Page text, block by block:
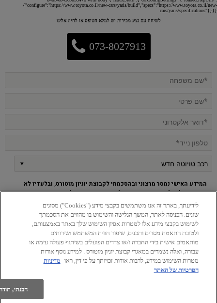
{"configure":"https://www.toyota.co.il/new-cars/yaris/build","specs":"https://www.toyota.co.il/new-
cars/yaris/specifications"}}}}
לשיחה עם נציג מכירות יש למלא הטופס או לחייג אלינו
073-8027913
המידע האישי נמסר מרצוני ובהסכמתי לקבוצת יוניון מוטורס, ובלעדיו לא
ניתן יהיה לקבל את השירות. ידוע לי כי השירות כפוף למדיניות הפרטיות
הכוללת פירוט אודות מטרות השימוש במידע, למי יימסר המידע, דרכי
התקשרות וזכויותיי לעיון ותיקון המידע.
מאשר.ת לשלוח לי מידע, הצעות שיווקיות מותאמות, מבצעים ועדכונים
מקבוצת יוניון וסכונויותיה בכל אמצעי התקשורת הקיימים, לרבות מייל
ומסרונים, בהתאם למדיניות הפרטיות.
שליחה
לידיעתך, באתר זה אנו משתמשים בקבצי מידע ("Cookies") מסוגים
שונים. הכניסה לאתר, המשך הגלישה והשימוש בו מהווים את הסכמתך
לשימוש בקבצי מידע אלו למטרות אפיון השימוש שלך באתר באמצעותם,
ולטובת התאמת מסרים ותכנים, שיפור חווית המשתמש ושירותים
מותאמים אישית בידי החברה ו/או צדדים הפועלים בשיתוף פעולה עימה או
עבורה, ואלה נשמרים במאגרי קבוצת יוניון מוטורס . למידע נוסף אודות
מטרות השימוש במידע, לרבות אודות זכויותך על פי דין, ראו מדיניות
הפרטיות של האתר
הבנתי,